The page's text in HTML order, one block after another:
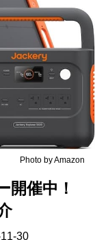
Photo by Amazon
催中！
30